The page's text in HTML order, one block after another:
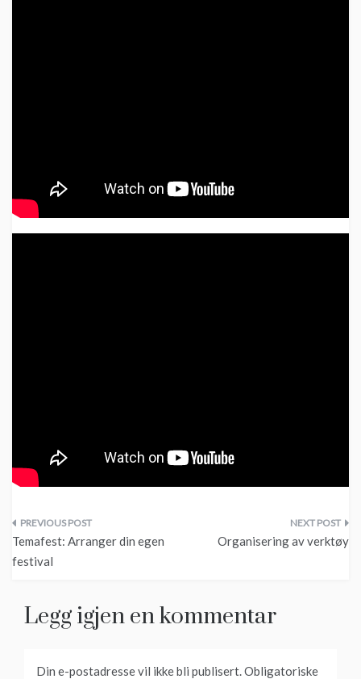
Innleggsnavigasjon
Temafest: Arranger din egen
festival
Organisering av verktøy
Legg igjen en kommentar
Din e-postadresse vil ikke bli publisert.Obligatoriske